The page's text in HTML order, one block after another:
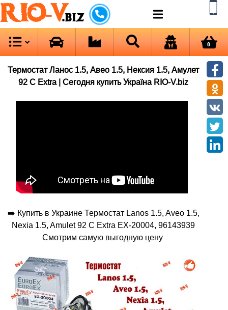
RIO-V.biz
0
Термостат Ланос 1.5, Авео 1.5, Нексия 1.5, Амулет
92 С Extra | Сегодня купить Україна RIO-V.biz
➡️ Купить в Украине Термостат Lanos 1.5, Aveo 1.5,
Nexia 1.5, Amulet 92 С Extra EX-20004, 96143939
Смотрим самую выгодную цену